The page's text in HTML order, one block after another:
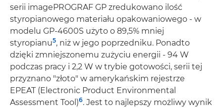
serii imagePROGRAF GP zredukowano ilość
styropianowego materiału opakowaniowego - w
modelu GP-4600S użyto o 89,5% mniej
styropianu5, niż w jego poprzedniku. Ponadto
dzięki zmniejszonemu zużyciu energii - 94 W
podczas pracy i 2,2 W w trybie gotowości, serii tej
przyznano "złoto" w amerykańskim rejestrze
EPEAT (Electronic Product Environmental
Assessment Tool)6. Jest to najlepszy możliwy wynik